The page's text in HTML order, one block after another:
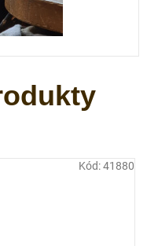
Kód:41880